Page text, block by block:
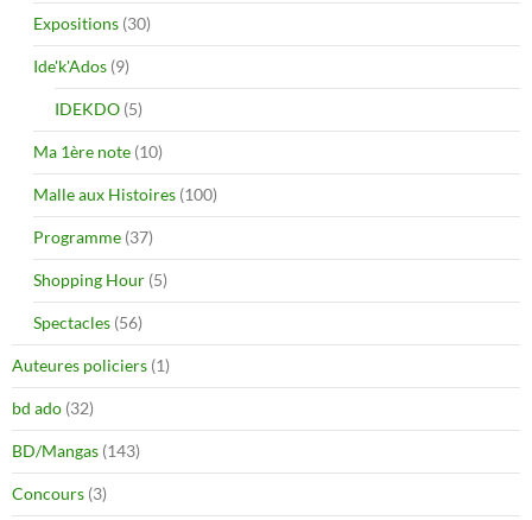
Expositions (30)
Ide'k'Ados (9)
IDEKDO (5)
Ma 1ère note (10)
Malle aux Histoires (100)
Programme (37)
Shopping Hour (5)
Spectacles (56)
Auteures policiers (1)
bd ado (32)
BD/Mangas (143)
Concours (3)